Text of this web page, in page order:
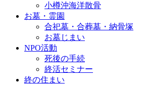
小樽沖海洋散骨
お墓・霊園
合祀墓・合葬墓・納骨塚
お墓じまい
NPO活動
死後の手続
終活セミナー
終の住まい